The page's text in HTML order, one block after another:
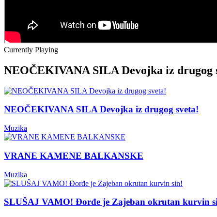
Currently Playing
NEOČEKIVANA SILA Devojka iz drugog
NEOČEKIVANA SILA Devojka iz drugog sveta!
Muzika
VRANE KAMENE BALKANSKE
Muzika
SLUŠAJ VAMO! Đorđe je Zajeban okrutan kurvin